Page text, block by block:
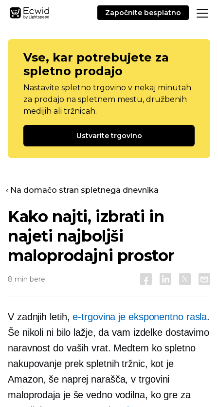
Započnite besplatno
Vse, kar potrebujete za
spletno prodajo
Nastavite spletno trgovino v nekaj minutah
za prodajo na spletnem mestu, družbenih
medijih ali tržnicah.
Ustvarite trgovino
‹ Na domačo stran spletnega dnevnika
Kako najti, izbrati in
najeti najboljši
maloprodajni prostor
8 min bere
V zadnjih letih,e-trgovina je eksponentno rasla.
Še nikoli ni bilo lažje, da vam izdelke dostavimo
naravnost do vaših vrat. Medtem ko spletno
nakupovanje prek spletnih tržnic, kot je
Amazon, še naprej narašča,v trgovini
maloprodaja je še vedno vodilna, ko gre za